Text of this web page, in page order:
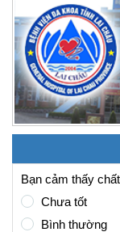
Bạn cảm thấy
Chưa tốt
Bình thường